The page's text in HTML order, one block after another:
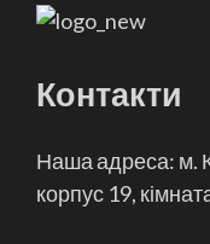
Контакти
Наша адреса: м.
корпус 19,